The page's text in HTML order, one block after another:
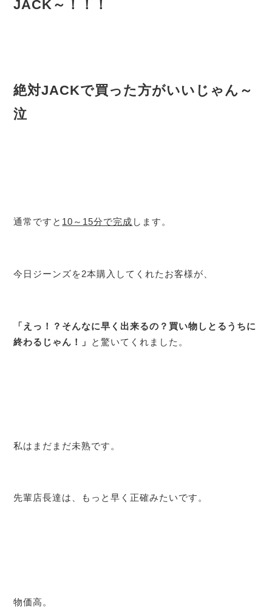
JACK～！！！
絶対JACKで買った方がいいじゃん～
泣
通常ですと 10～15分で完成 します。
今日ジーンズを2本購入してくれたお客様が、
「えっ！？そんなに早く出来るの？買い物しとるうちに
終わるじゃん！」 と驚いてくれました。
私はまだまだ未熟です。
先輩店長達は、もっと早く正確みたいです。
物価高。